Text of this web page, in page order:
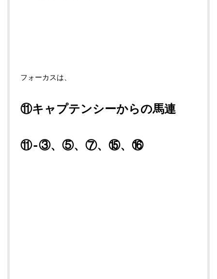
フォーカスは、
⑪キャプテンシーからの馬連
⑪-③、⑤、⑦、⑮、⑯